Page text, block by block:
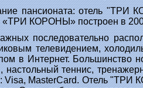
пансионата: отель "ТРИ
«ТРИ КОРОНЫ» построен в
последовательно
телевидением,
в Интернет. Большинство
настольный теннис,
Visa, MasterCard. Отель "ТРИ